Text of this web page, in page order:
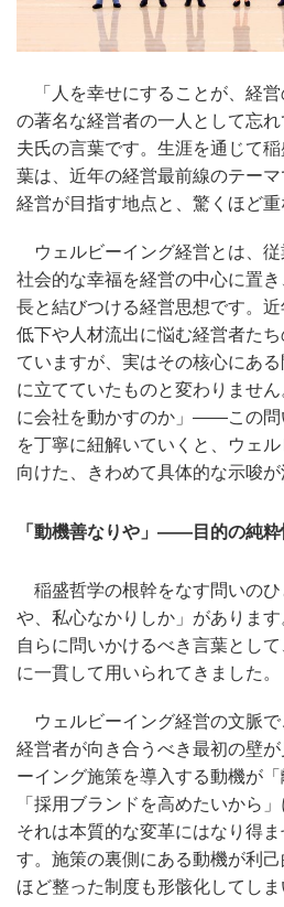
「人を幸せにすることが、経
の著名な経営者の一人として忘
夫氏の言葉です。生涯を通じて
葉は、近年の経営最前線のテー
経営が目指す地点と、驚くほど重
ウェルビーイング経営とは、従
社会的な幸福を経営の中心に置
長と結びつける経営思想です。
低下や人材流出に悩む経営者た
ていますが、実はその核心にあ
に立てていたものと変わりませ
に会社を動かすのか」——この問
を丁寧に紐解いていくと、ウェ
向けた、きわめて具体的な示唆が
「動機善なりや」——目的の純
稲盛哲学の根幹をなす問いのひ
や、私心なかりしか」がありま
自らに問いかけるべき言葉とし
に一貫して用いられてきました。
ウェルビーイング経営の文脈で
経営者が向き合うべき最初の壁
ーイング施策を導入する動機が「
「採用ブランドを高めたいから
それは本質的な変革にはなり得
す。施策の裏側にある動機が利
ほど整った制度も形骸化してしま